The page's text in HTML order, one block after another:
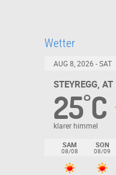
Wetter
AUG 8, 2026 - SAT
STEYREGG, AT
25°C
klarer himmel
SAM
08/08
SON
08/09